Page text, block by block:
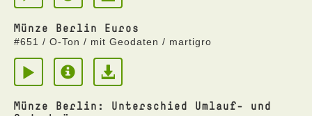
Münze Berlin Euros
#651 / O-Ton / mit Geodaten / martigro
Münze Berlin: Unterschied Umlauf- und